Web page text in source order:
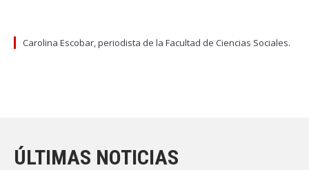
Carolina Escobar, periodista de la Facultad de Ciencias Sociales.
ÚLTIMAS NOTICIAS